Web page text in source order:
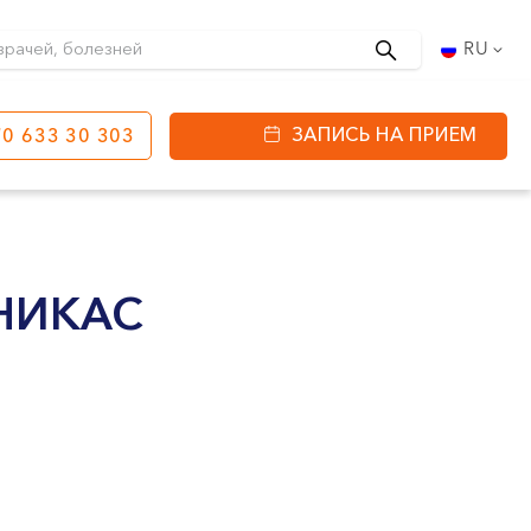
работы:
RU
633 30 303 ЗАПИСЬ НА ПРИЕМ